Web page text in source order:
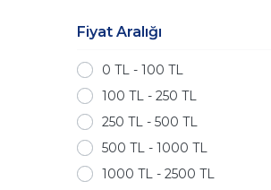
Fiyat Aralığı
0 TL - 100 TL
100 TL - 250 TL
250 TL - 500 TL
500 TL - 1000 TL
1000 TL - 2500 TL